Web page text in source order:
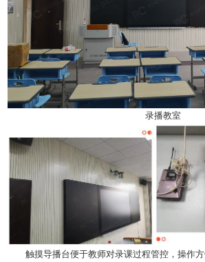
录播教室
触摸导播台便于教师对录课过程管控，操作